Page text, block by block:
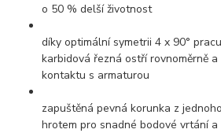
o 50 % delší životnost
díky optimální symetrii 4 x 90°
karbidová řezná ostří rovnoměrně
kontaktu s armaturou
zapuštěná pevná korunka z
hrotem pro snadné bodové vrtání